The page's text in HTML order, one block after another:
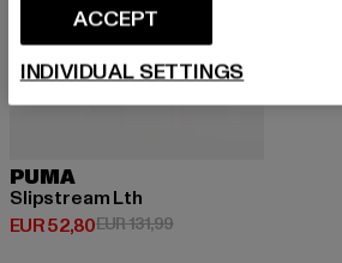
PUMA
Slipstream Lth
EUR 52,80
Derzeitiger Preis: EUR 52,80
EUR 131,99Aktionspreis: EUR 131,99
ACCEPT
INDIVIDUAL SETTINGS